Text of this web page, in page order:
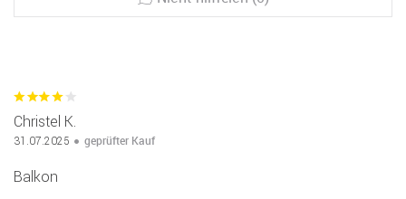
Christel K.
31.07.2025 geprüfter Kauf
Balkon